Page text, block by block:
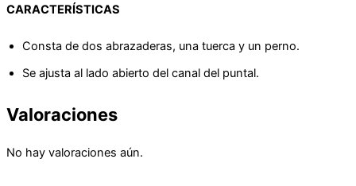
CARACTERÍSTICAS
Consta de dos abrazaderas, una tuerca y un perno.
Se ajusta al lado abierto del canal del puntal.
Valoraciones
No hay valoraciones aún.